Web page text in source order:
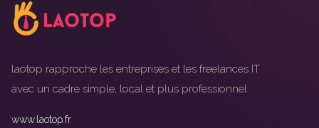
laotop rapproche les entreprises et les freelances IT
avec un cadre simple, local et plus professionnel.
www.laotop.fr